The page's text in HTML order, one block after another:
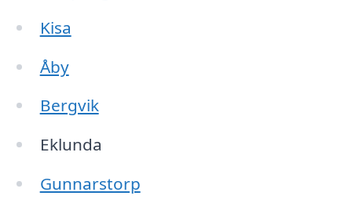
Kisa
Åby
Bergvik
Eklunda
Gunnarstorp